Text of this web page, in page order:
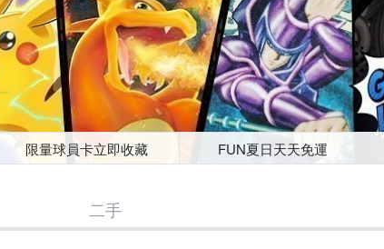
限量球員卡立即收藏 FUN夏日天天免運
二手